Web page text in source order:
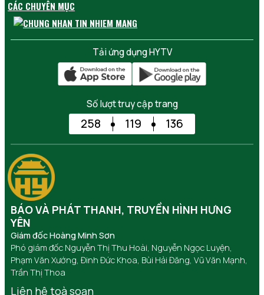
CÁC CHUYÊN MỤC
Tải ứng dụng HYTV
Số lượt truy cập trang
258 119 136
BÁO VÀ PHÁT THANH, TRUYỀN HÌNH HƯNG
YÊN
Giám đốc Hoàng Minh Sơn
Phó giám đốc Nguyễn Thị Thu Hoài, Nguyễn Ngọc Luyện,
Phạm Văn Xướng, Đinh Đức Khoa, Bùi Hải Đăng, Vũ Văn Mạnh,
Trần Thị Thoa
Liên hệ toà soạn